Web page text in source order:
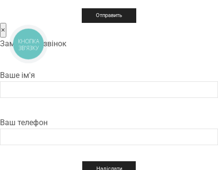
×
Замовити дзвінок
Ваше ім'я
Ваш телефон
КНОПКА
ЗВ'ЯЗКУ